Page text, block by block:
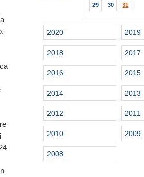
29 30 31
2020 2019
2018 2017
2016 2015
2014 2013
2012 2011
2010 2009
2008